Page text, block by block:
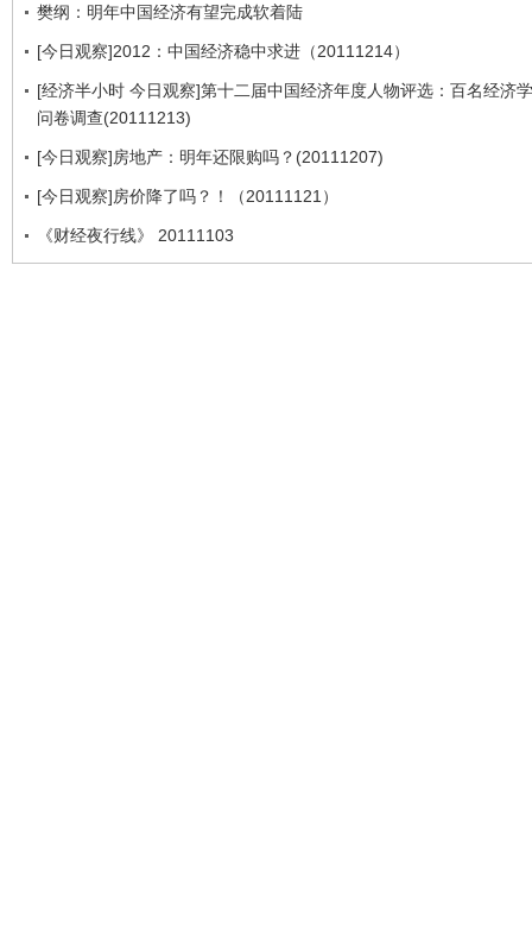
樊纲：明年中国经济有望完成软着陆
[今日观察]2012：中国经济稳中求进（20111214）
[经济半小时 今日观察]第十二届中国经济年度人物评选：百名经济
问卷调查(20111213)
[今日观察]房地产：明年还限购吗？(20111207)
[今日观察]房价降了吗？！（20111121）
《财经夜行线》 20111103